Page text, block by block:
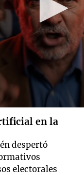
en la
despertó
electorales